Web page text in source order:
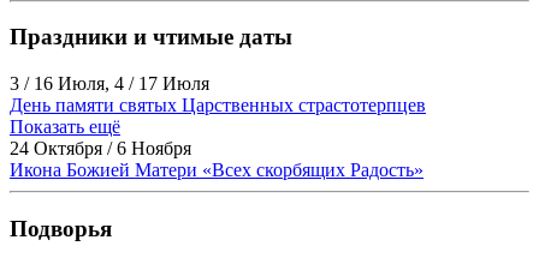
Праздники и чтимые даты
3 / 16 Июля, 4 / 17 Июля
День памяти святых Царственных страстотерпцев
Показать ещё
24 Октября / 6 Ноября
Икона Божией Матери «Всех скорбящих Радость»
Подворья